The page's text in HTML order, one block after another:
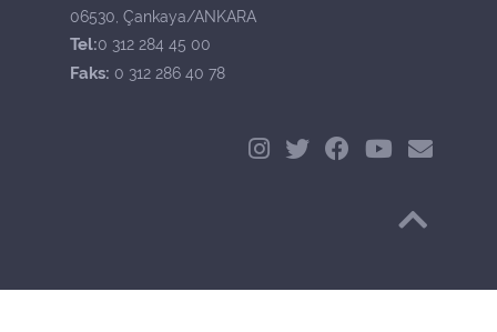
06530, Çankaya/ANKARA
Tel:0 312 284 45 00
Faks: 0 312 286 40 78